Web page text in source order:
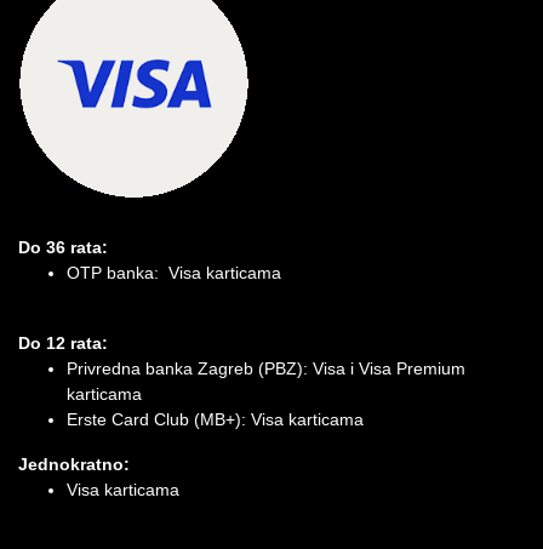
Do 36 rata:
OTP banka: Visa karticama
Do 12 rata:
Privredna banka Zagreb (PBZ): Visa i Visa Premium
karticama
Erste Card Club (MB+): Visa karticama
Jednokratno:
Visa karticama